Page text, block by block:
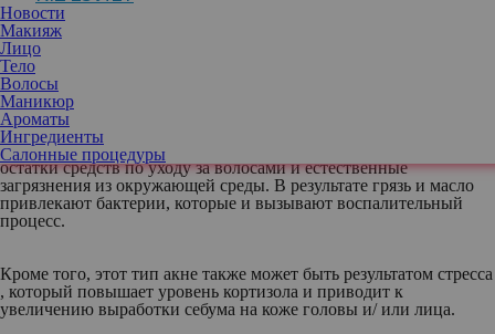
Новости
Макияж
Лицо
Тело
Волосы
Маникюр
Ароматы
Ингредиенты
Салонные процедуры
может отразиться точно таким же образом, что и на лице, —
появлением воспалительных элементов. Что именно может
вызвать такие прыщи, как этого можно избежать и что делать,
если они появились, рассказываем.
В чем причина
Одна из самых частых причин в том, что прыщи на коже головы
могут возникать, когда поры забиваются кожным салом
(себумом) и омертвевшими клетками. Сюда же добавляются
остатки средств по уходу за волосами и естественные
загрязнения из окружающей среды. В результате грязь и масло
привлекают бактерии, которые и вызывают воспалительный
процесс.
Кроме того, этот тип акне также может быть результатом стресса
, который повышает уровень кортизола и приводит к
увеличению выработки себума на коже головы и/ или лица.